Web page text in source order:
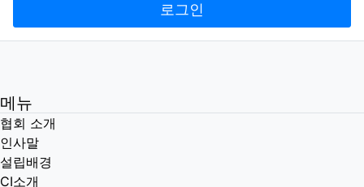
로그인
메뉴
협회 소개
인사말
설립배경
CI소개